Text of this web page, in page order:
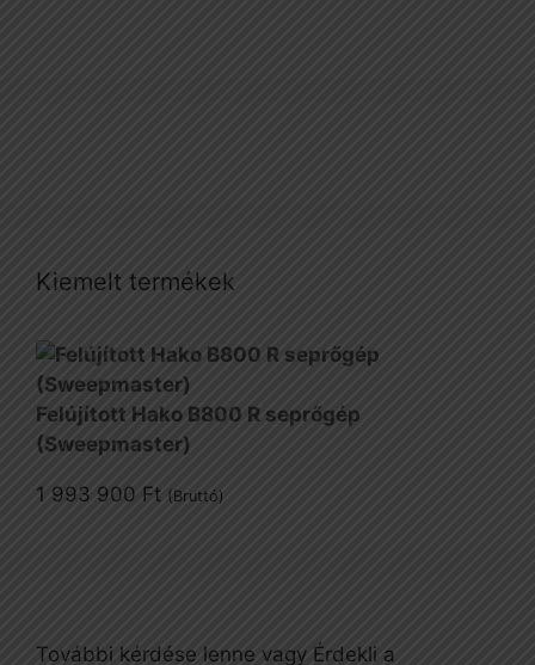
Kiemelt termékek
Felújított Hako B800 R seprőgép
(Sweepmaster)
1 993 900 Ft (Bruttó)
További kérdése lenne vagy Érdekli a